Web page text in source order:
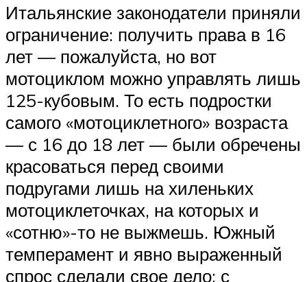
Итальянские законодатели приняли
ограничение: получить права в 16
лет — пожалуйста, но вот
мотоциклом можно управлять лишь
125-кубовым. То есть подростки
самого «мотоциклетного» возраста
— с 16 до 18 лет — были обречены
красоваться перед своими
подругами лишь на хиленьких
мотоциклеточках, на которых и
«сотню»-то не выжмешь. Южный
темперамент и явно выраженный
спрос сделали свое дело: с